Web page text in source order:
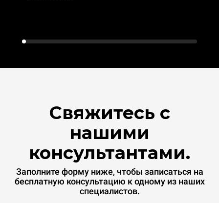
Свяжитесь с
нашими
консультантами.
Заполните форму ниже, чтобы записаться на
бесплатную консультацию к одному из наших
специалистов.